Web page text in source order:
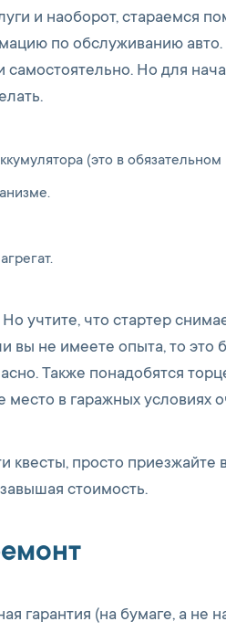
и наоборот, стараемся
по обслуживанию
Но для
(это в
учтите, что стартер
не имеете опыта, то это
Также понадобятся
место в гаражных условиях
квесты, просто
стоимость.
гарантия (на бумаге, а не